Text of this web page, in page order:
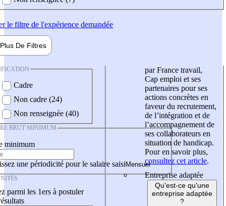
le filtre de l'expérience demandée
Plus De Filtres
Cadre
Non cadre (24)
Non renseignée (40)
BRUT MINIMUM
minimum
une périodicité pour le salaire saisi
parmi les 1ers à postuler
par France travail,
Cap emploi et ses
partenaires pour ses
actions concrètes en
faveur du recrutement,
de l’intégration et de
l’accompagnement de
ses collaborateurs en
situation de handicap.
Pour en savoir plus,
consultez cet article.
Entreprise adaptée
Qu'est-ce qu'une
entreprise adaptée
?